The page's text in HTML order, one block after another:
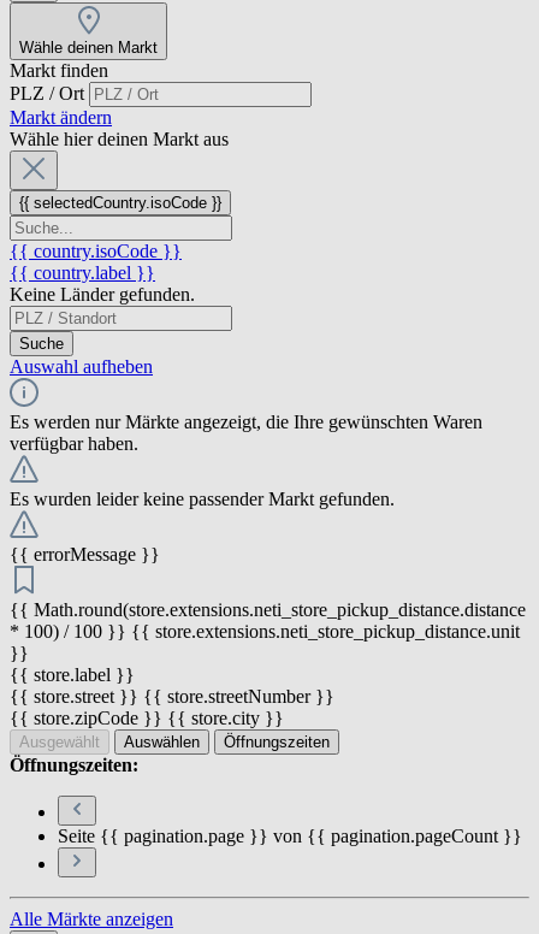
Wähle deinen Markt
Markt finden
PLZ / Ort
Markt ändern
Wähle hier deinen Markt aus
{{ selectedCountry.isoCode }}
{{ country.isoCode }}
{{ country.label }}
Keine Länder gefunden.
Suche
Auswahl aufheben
Es werden nur Märkte angezeigt, die Ihre gewünschten Waren
verfügbar haben.
Es wurden leider keine passender Markt gefunden.
{{ errorMessage }}
{{ Math.round(store.extensions.neti_store_pickup_distance.distance
* 100) / 100 }} {{ store.extensions.neti_store_pickup_distance.unit
}}
{{ store.label }}
{{ store.street }} {{ store.streetNumber }}
{{ store.zipCode }} {{ store.city }}
Ausgewählt Auswählen Öffnungszeiten
Öffnungszeiten:
Seite {{ pagination.page }} von {{ pagination.pageCount }}
Alle Märkte anzeigen